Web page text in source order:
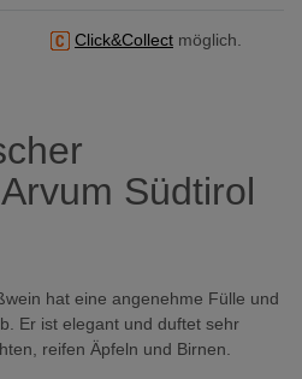
Click&Collect möglich.
Südtirol
hat eine angenehme Fülle und
Er ist elegant und duftet sehr
reifen Äpfeln und Birnen.